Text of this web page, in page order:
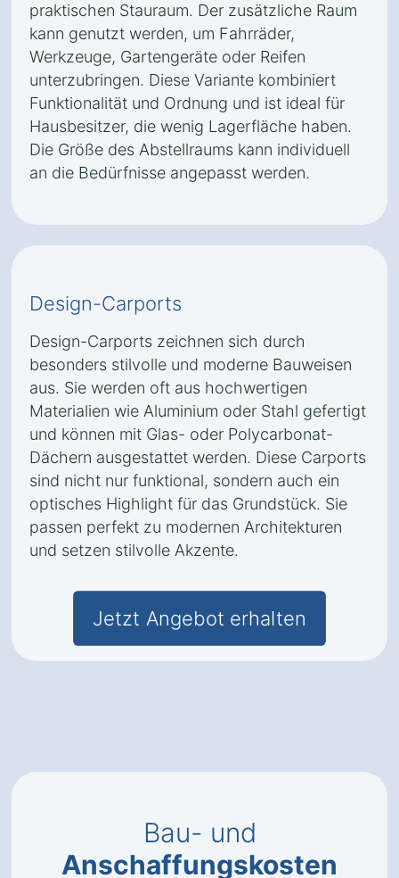
praktischen Stauraum. Der zusätzliche Raum
kann genutzt werden, um Fahrräder,
Werkzeuge, Gartengeräte oder Reifen
unterzubringen. Diese Variante kombiniert
Funktionalität und Ordnung und ist ideal für
Hausbesitzer, die wenig Lagerfläche haben.
Die Größe des Abstellraums kann individuell
an die Bedürfnisse angepasst werden.
Design-Carports
Design-Carports zeichnen sich durch
besonders stilvolle und moderne Bauweisen
aus. Sie werden oft aus hochwertigen
Materialien wie Aluminium oder Stahl gefertigt
und können mit Glas- oder Polycarbonat-
Dächern ausgestattet werden. Diese Carports
sind nicht nur funktional, sondern auch ein
optisches Highlight für das Grundstück. Sie
passen perfekt zu modernen Architekturen
und setzen stilvolle Akzente.
Jetzt Angebot erhalten
Bau- und
Anschaffungskosten